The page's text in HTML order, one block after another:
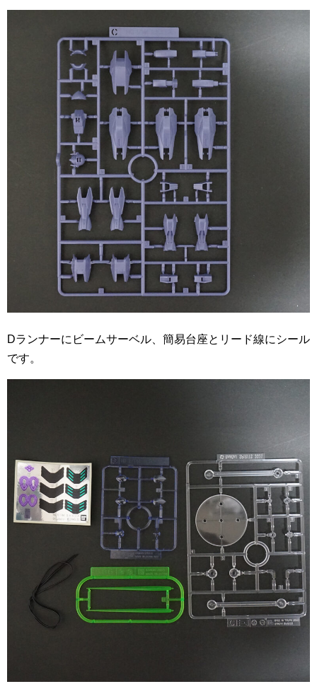
Dランナーにビームサーベル、簡易台座とリード線にシール
です。